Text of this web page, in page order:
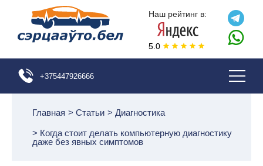
Наш рейтинг в:
5.0
+375447926666
Главная > Статьи > Диагностика
> Когда стоит делать компьютерную диагностику
даже без явных симптомов